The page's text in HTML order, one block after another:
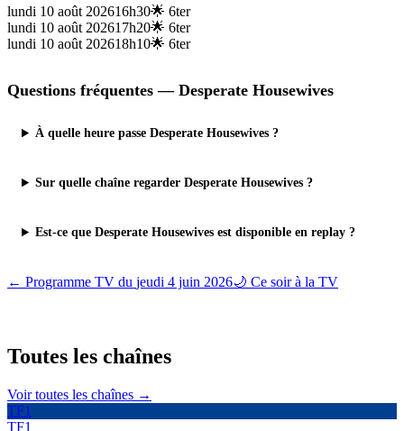
lundi 10 août 202616h30🌟 6ter
lundi 10 août 202617h20🌟 6ter
lundi 10 août 202618h10🌟 6ter
Questions fréquentes — Desperate Housewives
À quelle heure passe Desperate Housewives ?
Sur quelle chaîne regarder Desperate Housewives ?
Est-ce que Desperate Housewives est disponible en replay ?
← Programme TV du jeudi 4 juin 2026🌙 Ce soir à la TV
Toutes les chaînes
Voir toutes les chaînes →
TF1
TF1